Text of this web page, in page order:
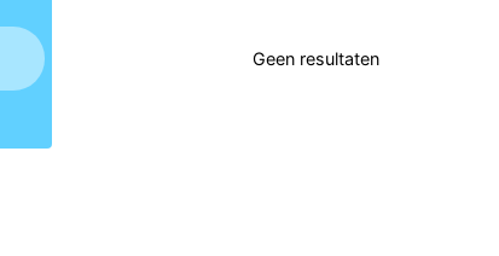
Geen resultaten